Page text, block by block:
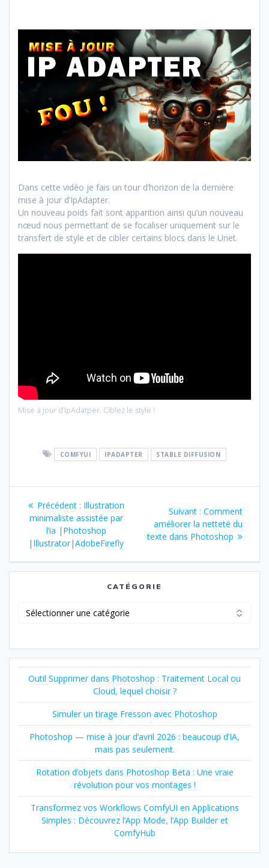
Dans cette vidéo je fais un tour d’horizon de la dernière
mise à jour d’IpAdapter.
Un nouveau poids fait sont apparition ainsi qu’un nouveau
nœud nous permettant de se focaliser uniquement sur le
transfert de style et de cibler certains blocs dans le Unet.
Mise à jour d’IpAdatper. Ciblez le style !
COMFYUI IPADAPTER STABLE DIFFUSION
Navigation
de
l’article
Précédent : Article
précédent
:
Illustration
minimaliste assistée par
l’ia |Photoshop
|Illustrator|AdobeFirefly
Suivant : Article
suivant
:
Comment
améliorer la netteté du
texte dans Photoshop
CATÉGORIE
Outil Supprimer dans Photoshop : Traitement Local ou
Cloud, lequel choisir ?
Simuler un tirage Fresson avec Photoshop
Photoshop — mise à jour d’avril 2026 : beaucoup d’IA,
mais pas seulement.
Rotation d’objets dans Photoshop Beta : Une vraie
révolution pour vos montages !
Transformez vos Workflows ComfyUI en Applications
Simples : Découvrez l’App Mode, l’App Builder et
ComfyHub